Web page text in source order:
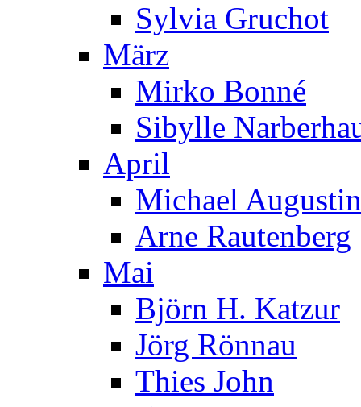
Sylvia Gruchot
März
Mirko Bonné
Sibylle
April
Michael Augustin
Arne Rautenberg
Mai
Björn H. Katzur
Jörg Rönnau
Thies John